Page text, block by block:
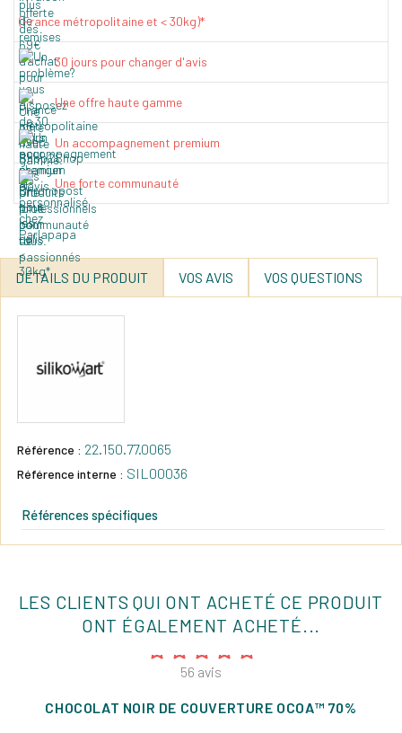
(France métropolitaine et < 30kg)*
30 jours pour changer d'avis
Une offre haute gamme
Un accompagnement premium
Une forte communauté
DÉTAILS DU PRODUIT VOS AVIS VOS QUESTIONS
Référence : 22.150.77.0065
Référence interne : SIL00036
Références spécifiques
LES CLIENTS QUI ONT ACHETÉ CE PRODUIT
ONT ÉGALEMENT ACHETÉ...
56 avis
CHOCOLAT NOIR DE COUVERTURE OCOA™ 70%